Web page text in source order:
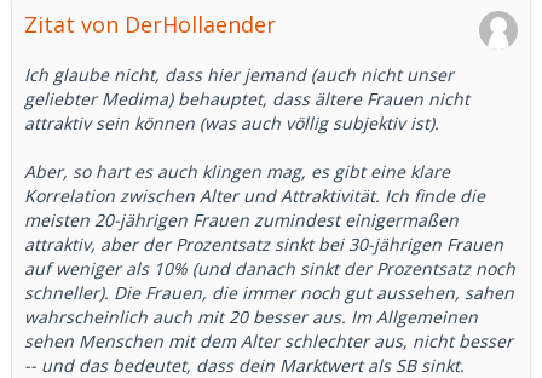
Zitat von DerHollaender
Ich glaube nicht, dass hier jemand (auch nicht unser
geliebter Medima) behauptet, dass ältere Frauen nicht
attraktiv sein können (was auch völlig subjektiv ist).
Aber, so hart es auch klingen mag, es gibt eine klare
Korrelation zwischen Alter und Attraktivität. Ich finde die
meisten 20-jährigen Frauen zumindest einigermaßen
attraktiv, aber der Prozentsatz sinkt bei 30-jährigen Frauen
auf weniger als 10% (und danach sinkt der Prozentsatz noch
schneller). Die Frauen, die immer noch gut aussehen, sahen
wahrscheinlich auch mit 20 besser aus. Im Allgemeinen
sehen Menschen mit dem Alter schlechter aus, nicht besser
-- und das bedeutet, dass dein Marktwert als SB sinkt.